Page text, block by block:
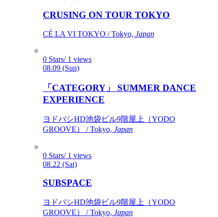
CRUSING ON TOUR TOKYO
CÉ LA VI TOKYO / Tokyo, Japan
0 Stars/ 1 views
08.09 (Sun)
「CATEGORY」 SUMMER DANCE
EXPERIENCE
ヨドバシHD池袋ビル9階屋上（YODO
GROOVE） / Tokyo, Japan
0 Stars/ 1 views
08.22 (Sat)
SUBSPACE
ヨドバシHD池袋ビル9階屋上（YODO
GROOVE） / Tokyo, Japan